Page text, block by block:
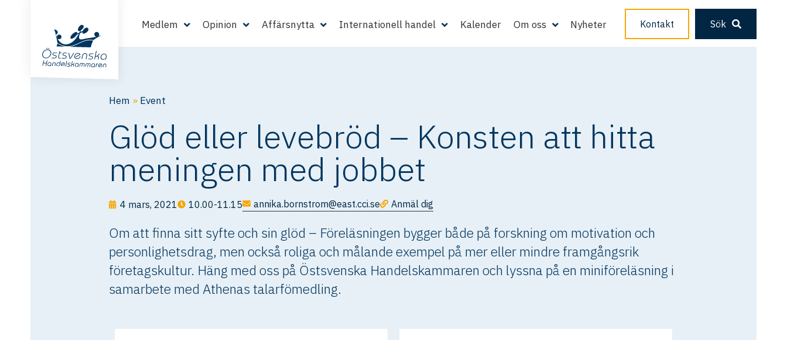
Medlem Opinion Affärsnytta Internationell handel Kalender Om oss Nyheter Kontakt Sök
Hem » Event
Glöd eller levebröd – Konsten att hitta
meningen med jobbet
4 mars, 2021 10.00-11.15 annika.bornstrom@east.cci.se Anmäl dig
Om att finna sitt syfte och sin glöd – Föreläsningen bygger både på forskning om motivation och
personlighetsdrag, men också roliga och målande exempel på mer eller mindre framgångsrik
företagskultur. Häng med oss på Östsvenska Handelskammaren och lyssna på en miniföreläsning i
samarbete med Athenas talarfömedling.